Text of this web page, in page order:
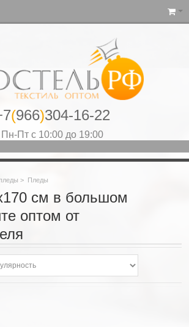
(966)304-16-22
Пн-Пт с 10:00 до 19:00
> Пледы
см в большом
оптом от